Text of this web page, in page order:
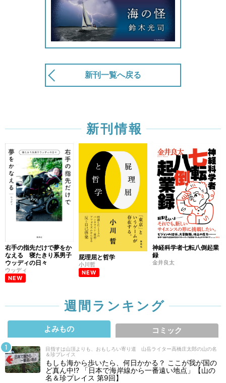
新刊一覧へ戻る
新刊情報
右手の指先だけで夢をか
なえる 寝たきり系男子
ウッディの日々
ウッディ
NEW
屁理屈と哲学
小川哲
NEW
神経科学者七転八倒起業
録
金井良太
週間ランキング
よみもの コミック
目指すは山頂よりも、おもしろい寄り道 山岳ライター高橋庄太郎の山の名
＆珍プレイス
もしも海から歩いたら、何日かかる？ ここが我が国の
ど真ん中!? 「日本で海岸線から一番遠い地点」【山の
名＆珍プレイス 第9回】